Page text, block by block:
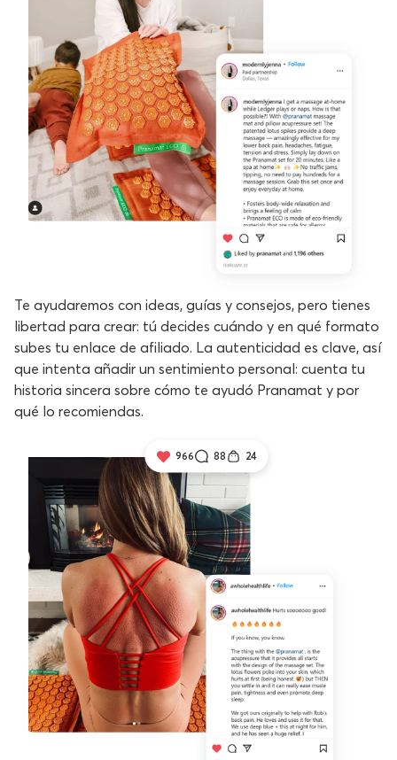
966 88 24
Te ayudaremos con ideas, guías y consejos, pero tienes
libertad para crear: tú decides cuándo y en qué formato
subes tu enlace de afiliado. La autenticidad es clave, así
que intenta añadir un sentimiento personal: cuenta tu
historia sincera sobre cómo te ayudó Pranamat y por
qué lo recomiendas.